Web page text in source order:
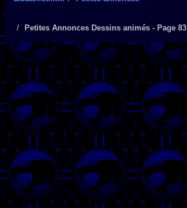
Petites Annonces Dessins animés - Page 83